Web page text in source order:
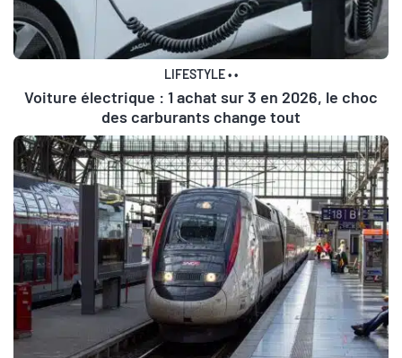
LIFESTYLE••
Voiture électrique : 1 achat sur 3 en 2026, le choc
des carburants change tout